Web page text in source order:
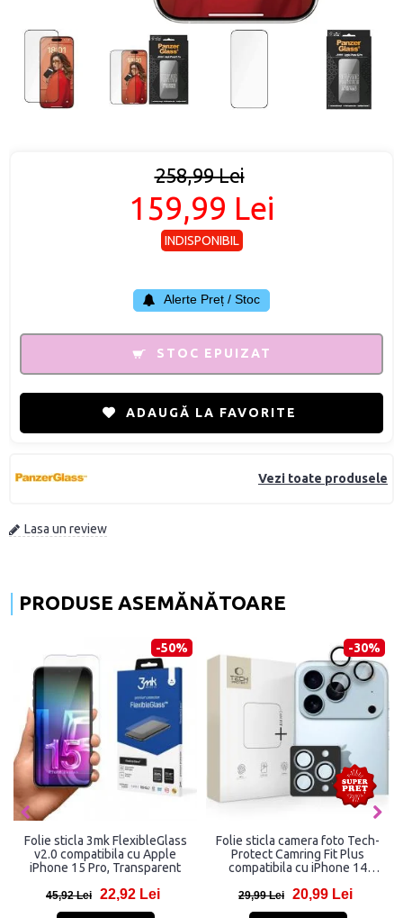
Vezi toate produsele
Lasa un review
258,99 Lei
159,99 Lei
INDISPONIBIL
Alerte Preț / Stoc
STOC EPUIZAT
ADAUGĂ LA FAVORITE
PRODUSE ASEMĂNĂTOARE
-50%
Folie sticla 3mk FlexibleGlass
v2.0 compatibila cu Apple
iPhone 15 Pro, Transparent
45,92 Lei 22,92 Lei
-30%
Folie sticla camera foto Tech-
Protect Camring Fit Plus
compatibila cu iPhone 14
16 Pro/Pro Max, 17 Pro/Pro
29,99 Lei 20,99 Lei